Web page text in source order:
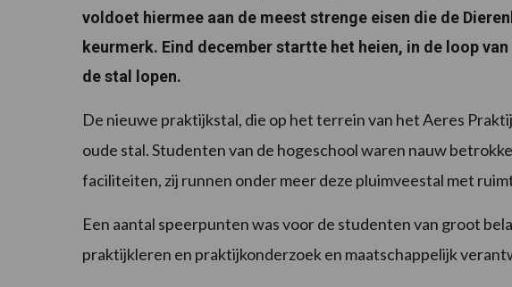
voldoet hiermee aan de meest strenge eisen die de
keurmerk. Eind december startte het heien, in de loop
de stal lopen.
De nieuwe praktijkstal, die op het terrein van het Aeres
oude stal. Studenten van de hogeschool waren nauw
faciliteiten, zij runnen onder meer deze pluimveestal met
Een aantal speerpunten was voor de studenten van groot
praktijkleren en praktijkonderzoek en maatschappelijk